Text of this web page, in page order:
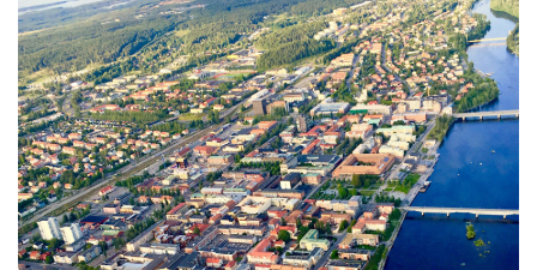
DN
Debatt:
”Kommunerna
fokuserar
på
fel
slags
bostäder”